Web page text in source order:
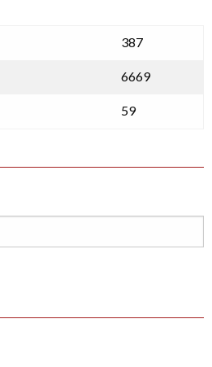
387
6669
59